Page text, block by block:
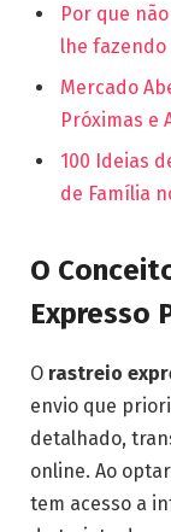
Por que
lhe
Mercado
Próximas e
100 Ideias
de Família
O
Expresso
O rastreio
envio que
detalhado,
online. Ao
tem acesso a